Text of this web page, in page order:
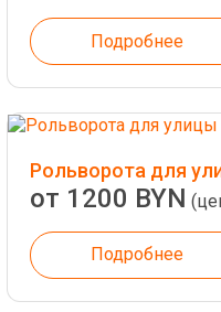
Подробнее
Рольворота для
от 1200 BYN
Подробнее